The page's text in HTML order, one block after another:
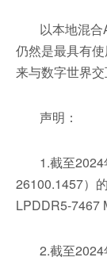
以本地混
仍然是最具有
来与数字世界交
声明：
1.截至
26100.1457）
LPDDR5-7467
2.截至